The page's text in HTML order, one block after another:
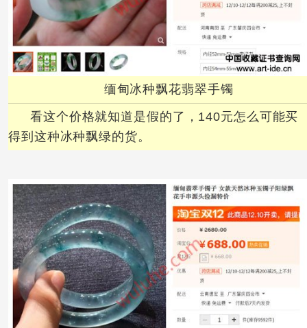
缅甸冰种飘花翡翠手镯
看这个价格就知道是假的了，140元怎么可能买
得到这种冰种飘绿的货。